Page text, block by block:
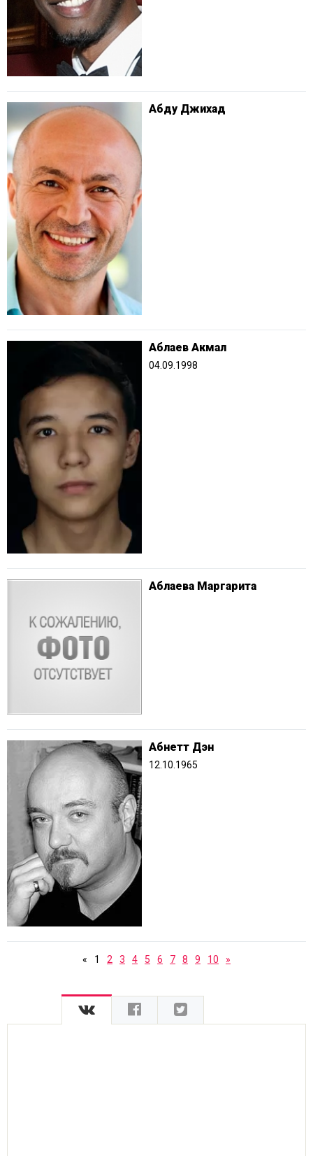
Абду Джихад
Аблаев Акмал
04.09.1998
Аблаева Маргарита
Абнетт Дэн
12.10.1965
« 1 2 3 4 5 6 7 8 9 10 »